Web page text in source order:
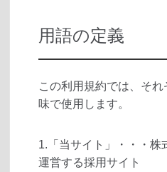
用語の定義
この利用規約では、そ
味で使用します。
1.「当サイト」・・・株
運営する採用サイト